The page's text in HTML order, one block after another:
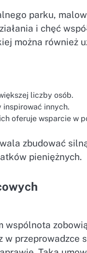
parku,
i chęć
można również
liczby osób.
innych.
oferuje wsparcie w
zbudować
pieniężnych.
wspólnota
przeprowadzce